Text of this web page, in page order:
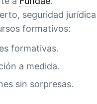
seguridad jurídica
formativos:
formativas.
a medida.
sin sorpresas.